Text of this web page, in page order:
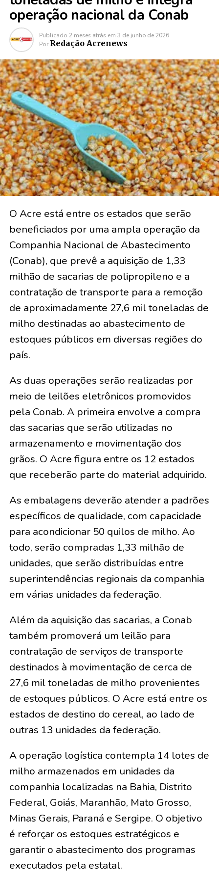
operação nacional da Conab
Publicado 2 meses atrás em 3 de junho de 2026
Por Redação Acrenews
O Acre está entre os estados que serão
beneficiados por uma ampla operação da
Companhia Nacional de Abastecimento
(Conab), que prevê a aquisição de 1,33
milhão de sacarias de polipropileno e a
contratação de transporte para a remoção
de aproximadamente 27,6 mil toneladas de
milho destinadas ao abastecimento de
estoques públicos em diversas regiões do
país.
As duas operações serão realizadas por
meio de leilões eletrônicos promovidos
pela Conab. A primeira envolve a compra
das sacarias que serão utilizadas no
armazenamento e movimentação dos
grãos. O Acre figura entre os 12 estados
que receberão parte do material adquirido.
As embalagens deverão atender a padrões
específicos de qualidade, com capacidade
para acondicionar 50 quilos de milho. Ao
todo, serão compradas 1,33 milhão de
unidades, que serão distribuídas entre
superintendências regionais da companhia
em várias unidades da federação.
Além da aquisição das sacarias, a Conab
também promoverá um leilão para
contratação de serviços de transporte
destinados à movimentação de cerca de
27,6 mil toneladas de milho provenientes
de estoques públicos. O Acre está entre os
estados de destino do cereal, ao lado de
outras 13 unidades da federação.
A operação logística contempla 14 lotes de
milho armazenados em unidades da
companhia localizadas na Bahia, Distrito
Federal, Goiás, Maranhão, Mato Grosso,
Minas Gerais, Paraná e Sergipe. O objetivo
é reforçar os estoques estratégicos e
garantir o abastecimento dos programas
executados pela estatal.